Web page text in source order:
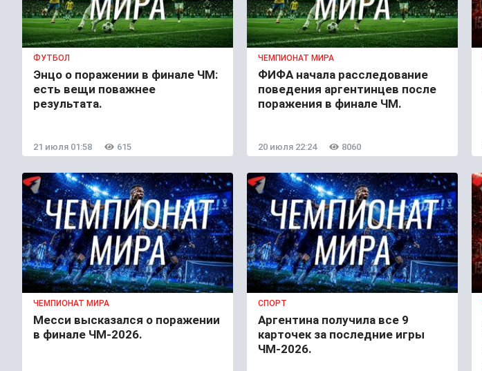
ФУТБОЛ
Энцо о поражении в финале ЧМ:
есть вещи поважнее
результата.
21 июля 01:58 615
ЧЕМПИОНАТ МИРА
ФИФА начала расследование
поведения аргентинцев после
поражения в финале ЧМ.
20 июля 22:24 8060
ЧЕМПИОНАТ МИРА
Месси высказался о поражении
в финале ЧМ-2026.
СПОРТ
Аргентина получила все 9
карточек за последние игры
ЧМ-2026.